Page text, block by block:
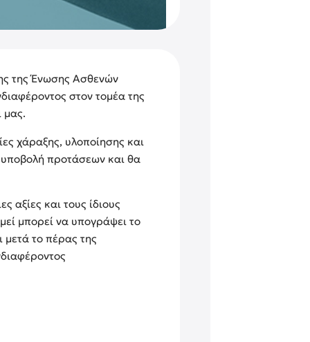
της Ένωσης Ασθενών
στον τομέα της
μας.
χάραξης, υλοποίησης και
υποβολή προτάσεων και θα
αξίες και τους ίδιους
μπορεί να υπογράψει το
μετά το πέρας της